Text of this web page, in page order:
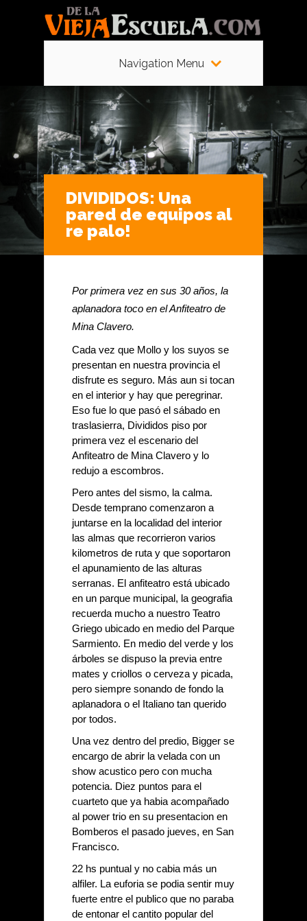
Navigation Menu
DIVIDIDOS: Una
pared de equipos al
re palo!
Por primera vez en sus 30 años, la
aplanadora toco en el Anfiteatro de
Mina Clavero.
Cada vez que Mollo y los suyos se
presentan en nuestra provincia el
disfrute es seguro. Más aun si tocan
en el interior y hay que peregrinar.
Eso fue lo que pasó el sábado en
traslasierra, Divididos piso por
primera vez el escenario del
Anfiteatro de Mina Clavero y lo
redujo a escombros.
Pero antes del sismo, la calma.
Desde temprano comenzaron a
juntarse en la localidad del interior
las almas que recorrieron varios
kilometros de ruta y que soportaron
el apunamiento de las alturas
serranas. El anfiteatro está ubicado
en un parque municipal, la geografia
recuerda mucho a nuestro Teatro
Griego ubicado en medio del Parque
Sarmiento. En medio del verde y los
árboles se dispuso la previa entre
mates y criollos o cerveza y picada,
pero siempre sonando de fondo la
aplanadora o el Italiano tan querido
por todos.
Una vez dentro del predio, Bigger se
encargo de abrir la velada con un
show acustico pero con mucha
potencia. Diez puntos para el
cuarteto que ya habia acompañado
al power trio en su presentacion en
Bomberos el pasado jueves, en San
Francisco.
22 hs puntual y no cabia más un
alfiler. La euforia se podia sentir muy
fuerte entre el publico que no paraba
de entonar el cantito popular del